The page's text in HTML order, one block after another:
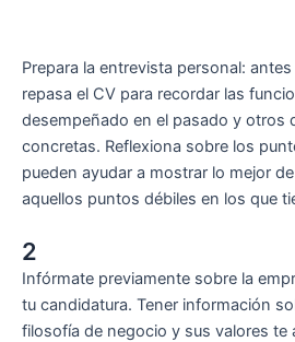
Prepara la entrevista personal:
repasa el CV para recordar las
desempeñado en el pasado y otros
concretas. Reflexiona sobre los
pueden ayudar a mostrar lo mejor
aquellos puntos débiles en los que
2
Infórmate previamente sobre la
tu candidatura. Tener información
filosofía de negocio y sus valores te